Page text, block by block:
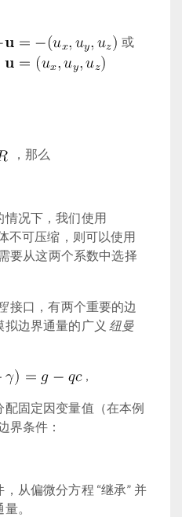
或
，那么
情况下，我们使用
不可压缩，则可以使用
要从这两个系数中选择
接口，有两个重要的边
边界通量的广义 纽曼
固定因变量值（在本例
界条件：
从偏微分方程 “继承” 并
。